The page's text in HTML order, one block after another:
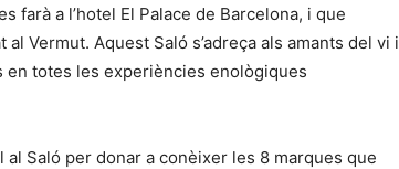
farà a l’hotel El Palace de Barcelona, i que
Vermut. Aquest Saló s’adreça als amants del vi i
totes les experiències enològiques
Saló per donar a conèixer les 8 marques que